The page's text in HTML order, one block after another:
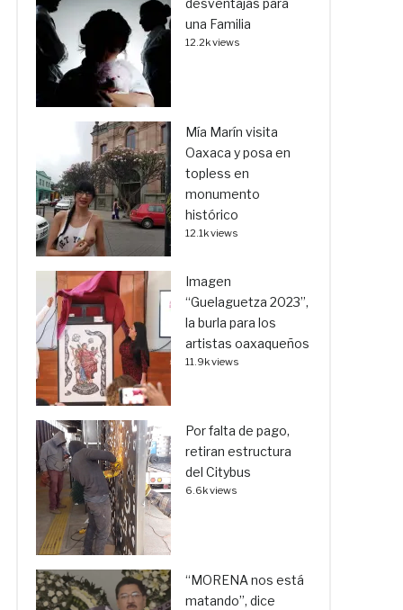
desventajas para
una Familia
12.2k views
Mía Marín visita
Oaxaca y posa en
topless en
monumento
histórico
12.1k views
Imagen
“Guelaguetza 2023”,
la burla para los
artistas oaxaqueños
11.9k views
Por falta de pago,
retiran estructura
del Citybus
6.6k views
“MORENA nos está
matando”, dice